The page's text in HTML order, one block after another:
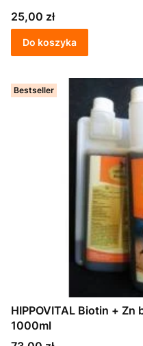
Cena
25,00 zł
Do koszyka
Bestseller
HIPPOVITAL Biotin + Zn
1000ml